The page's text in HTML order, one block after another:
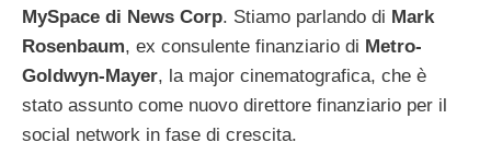
MySpace di News Corp. Stiamo parlando di Mark
Rosenbaum, ex consulente finanziario di Metro-
Goldwyn-Mayer, la major cinematografica, che è
stato assunto come nuovo direttore finanziario per il
social network in fase di crescita.